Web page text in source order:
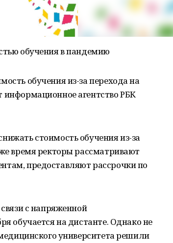
обучения в пандемию
обучения из-за перехода на
агентство РБК
стоимость обучения из-за
время ректоры рассматривают
предоставляют рассрочки по
с напряженной
обучается на дистанте. Однако не
университета решили